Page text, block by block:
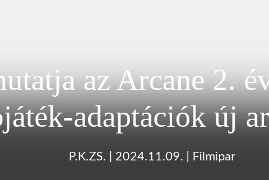
az Arcane 2.
adaptációk új
P.K.ZS. 2024.11.09. Filmipar